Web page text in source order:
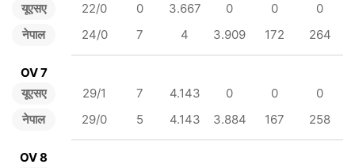
यूएसए
नेपाल
22/0 0 3.667 0 0
0
24/0
7 4 3.909 172 264
OV 7
यूएसए
नेपाल
29/1 7 4.143 0 0
0
29/0
5 4.143 3.884 167 258
OV 8